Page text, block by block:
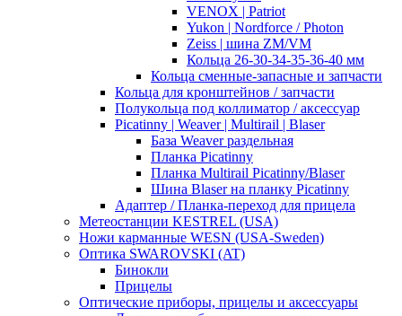
VENOX | Patriot
Yukon | Nordforce / Photon
Zeiss | шина ZM/VM
Кольца 26-30-34-35-36-40 мм
Кольца сменные-запасные и запчасти
Кольца для кронштейнов / запчасти
Полукольца под коллиматор / аксессуар
Picatinny | Weaver | Multirail | Blaser
База Weaver раздельная
Планка Picatinny
Планка Multirail Picatinny/Blaser
Шина Blaser на планку Picatinny
Адаптер / Планка-переход для прицела
Метеостанции KESTREL (USA)
Ножи карманные WESN (USA-Sweden)
Оптика SWAROVSKI (AT)
Бинокли
Прицелы
Оптические приборы, прицелы и аксессуары